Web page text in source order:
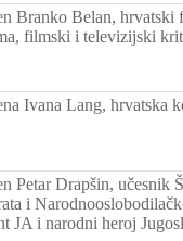
Branko Belan, hrvatski
filmski i televizijski
Ivana Lang, hrvatska
Petar Drapšin, učesnik
i
JA i narodni heroj